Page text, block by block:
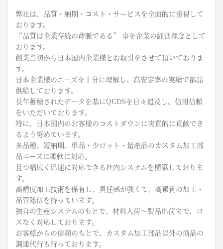
弊社は、品質・納期・コスト・サービスを全面的に重視して
おります。
“品質は企業存続の命脈である” 事を企業の経営理念として
おります。
創業当初から日本国内企業様とお取引をさせて頂いておりま
す。
日本企業様のニーズを十分に理解し、高安定率の実績で部品
供給しております。
長年蓄積されたデータを基にQCDSを日々追及し、信用信頼
をいただいております。
特に、日本国内のお客様のコストダウンに実質的に貢献でき
るよう努めています。
多品種、短納期、単品・少ロット・量産品のカスタム加工部
品ニーズに柔軟に対応。
且つ幅広く迅速に対応できる社内システムを構築しておりま
す。
高精度加工技術を保有し、責任感が強くて、高素質の加工・
品管隊伍を持っています。
独自の生産システムのもとで、材料入荷～製品出荷まで、ロ
スなく対応しております。
お客様からの信頼のもとで、カスタム加工部品以外の商品の
調達代行も行っております。